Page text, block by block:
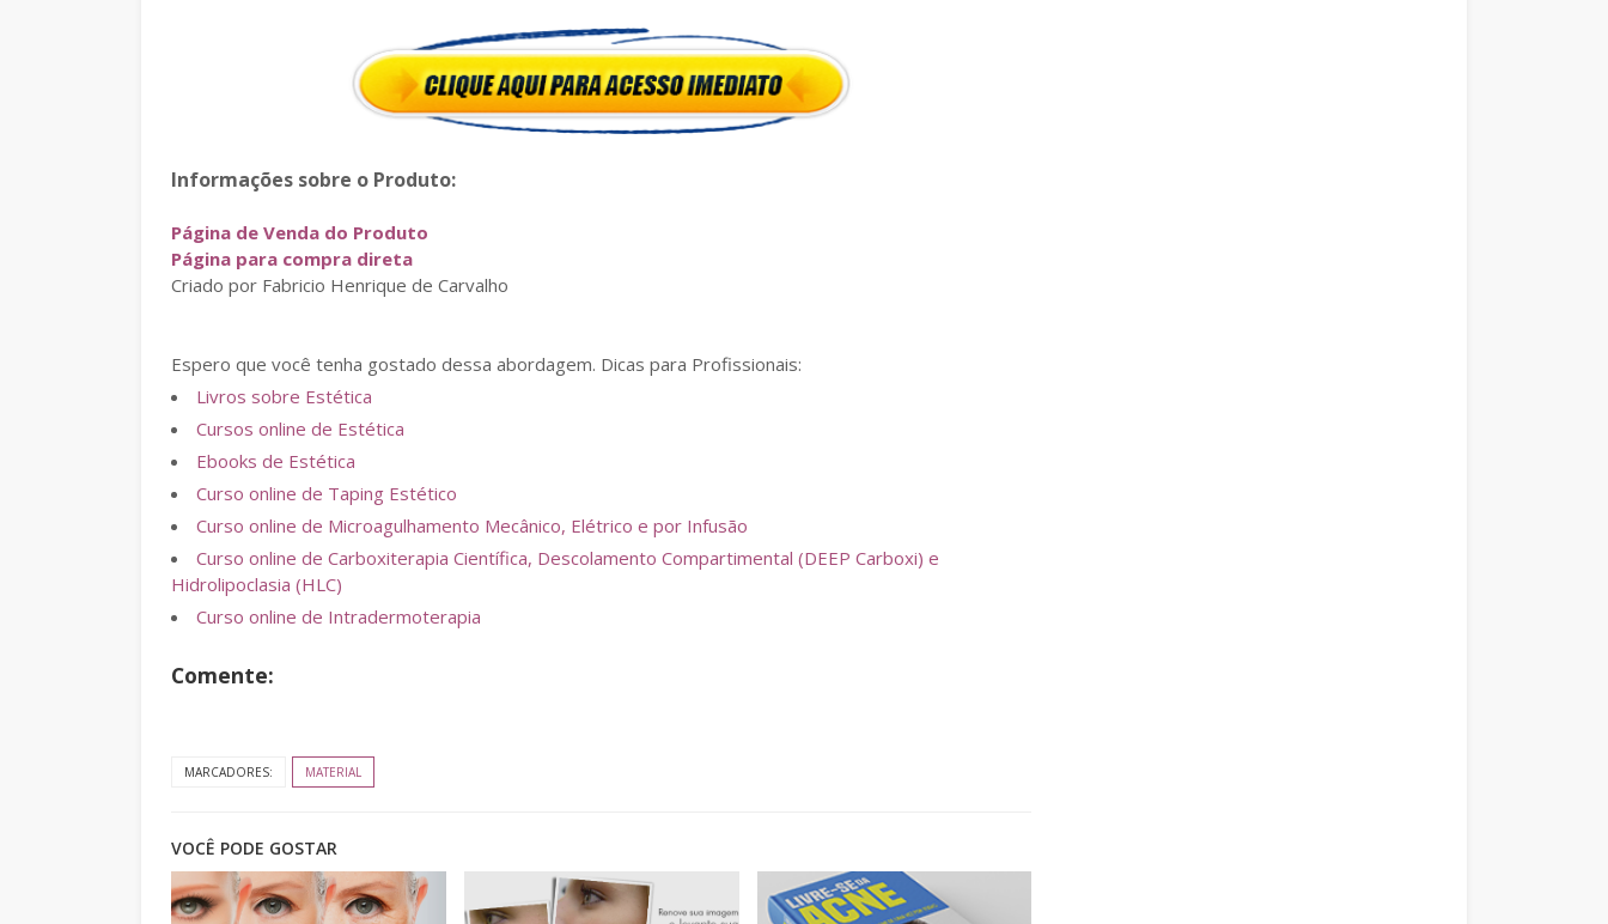
Informações sobre o Produto:
Página de Venda do Produto
Página para compra direta
Criado por Fabricio Henrique de Carvalho
Espero que você tenha gostado dessa abordagem. Dicas para Profissionais:
Livros sobre Estética
Cursos online de Estética
Ebooks de Estética
Curso online de Taping Estético
Curso online de Microagulhamento Mecânico, Elétrico e por Infusão
Curso online de Carboxiterapia Científica, Descolamento Compartimental (DEEP Carboxi) e
Hidrolipoclasia (HLC)
Curso online de Intradermoterapia
Comente:
MARCADORES: MATERIAL
VOCÊ PODE GOSTAR